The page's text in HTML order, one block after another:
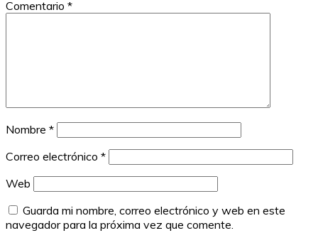
Comentario *
Nombre *
Correo electrónico *
Web
Guarda mi nombre, correo electrónico y web en este
navegador para la próxima vez que comente.